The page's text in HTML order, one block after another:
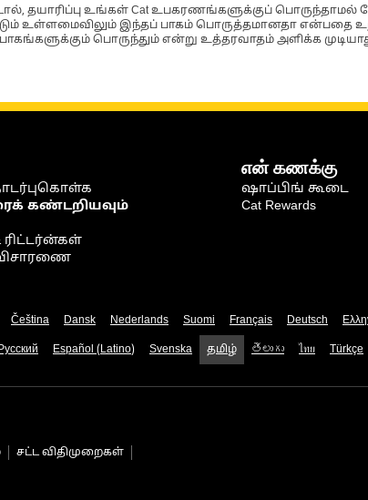
தயாரிப்பு உங்கள் Cat உபகரணங்களுக்குப் பொருந்தாமல்
உள்ளமைவிலும் இந்தப் பாகம் பொருத்தமானதா என்பதை
பொருந்தும் என்று உத்தரவாதம் அளிக்க
கண்டறியவும்
என் கணக்கு
ஷாப்பிங் கூடை
Cat Rewards
Čeština Dansk Nederlands Suomi Français Deutsch
Español (Latino) Svenska தமிழ் తెలుగు ไทย Türkçe
சட்ட விதிமுறைகள்